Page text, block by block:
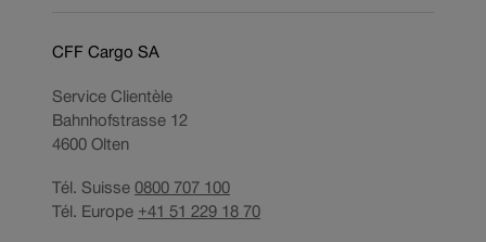
CFF Cargo SA
Service Clientèle
Bahnhofstrasse 12
4600 Olten
Tél. Suisse 0800 707 100
Tél. Europe +41 51 229 18 70